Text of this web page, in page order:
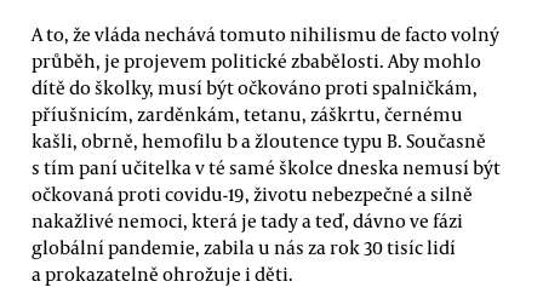
A to, že vláda nechává tomuto nihilismu de facto volný
průběh, je projevem politické zbabělosti. Aby mohlo
dítě do školky, musí být očkováno proti spalničkám,
příušnicím, zarděnkám, tetanu, záškrtu, černému
kašli, obrně, hemofilu b a žloutence typu B. Současně
s tím paní učitelka v té samé školce dneska nemusí být
očkovaná proti covidu-19, životu nebezpečné a silně
nakažlivé nemoci, která je tady a teď, dávno ve fázi
globální pandemie, zabila u nás za rok 30 tisíc lidí
a prokazatelně ohrožuje i děti.